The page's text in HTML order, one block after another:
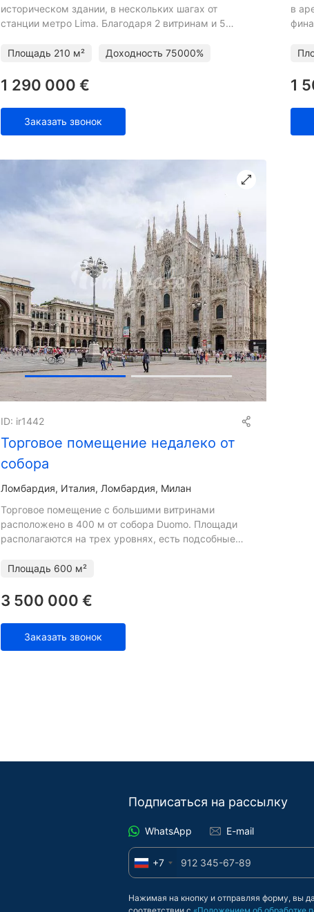
историческом здании, в нескольких шагах от
станции метро Lima. Благодаря 2 витринам и 5
этаж: 4 комнаты и служебные п
Площадь 210 м² Доходность 75000%
1 290 000 €
Заказать звонок
в
1
Получить презентацию
Торговое помещение недалеко от
собора
ID: ir1442
Ломбардия Италия, Ломбардия, Милан
Торговое помещение с большими витринами
расположено в 400 м от собора Duomo. Площади
располагаются на трех уровнях, есть подсобные
Договор аренды подпи
Площадь 600 м²
3 500 000 €
Заказать звонок
Подписаться на рассылку
WhatsApp E-mail
+7
Нажимая на кнопку и отправляя форму, вы